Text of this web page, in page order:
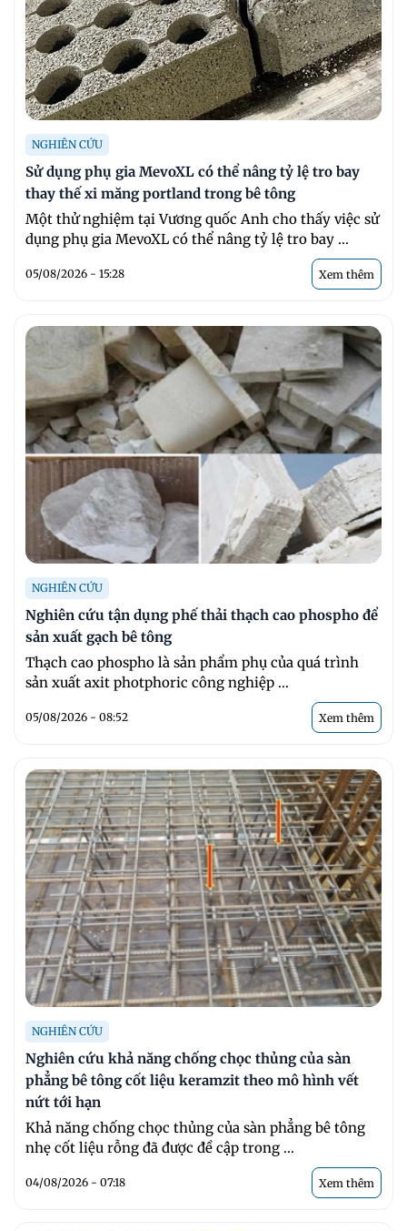
NGHIÊN CỨU
Sử dụng phụ gia MevoXL có thể nâng tỷ lệ tro bay
thay thế xi măng portland trong bê tông
Một thử nghiệm tại Vương quốc Anh cho thấy việc sử
dụng phụ gia MevoXL có thể nâng tỷ lệ tro bay ...
05/08/2026 - 15:28 Xem thêm
NGHIÊN CỨU
Nghiên cứu tận dụng phế thải thạch cao phospho để
sản xuất gạch bê tông
Thạch cao phospho là sản phẩm phụ của quá trình
sản xuất axit photphoric công nghiệp ...
05/08/2026 - 08:52 Xem thêm
NGHIÊN CỨU
Nghiên cứu khả năng chống chọc thủng của sàn
phẳng bê tông cốt liệu keramzit theo mô hình vết
nứt tới hạn
Khả năng chống chọc thủng của sàn phẳng bê tông
nhẹ cốt liệu rỗng đã được đề cập trong ...
04/08/2026 - 07:18 Xem thêm